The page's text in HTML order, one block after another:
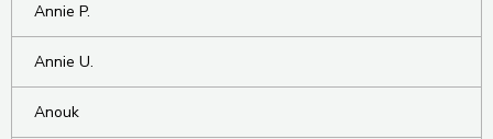
Annie P.
Annie U.
Anouk